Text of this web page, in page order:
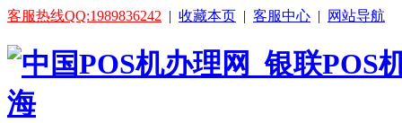
客服热线QQ:1989836242 | 收藏本页 | 客服中心 | 网站导航